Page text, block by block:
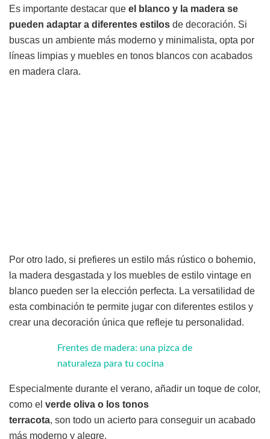
Es importante destacar que el blanco y la madera se
pueden adaptar a diferentes estilos de decoración. Si
buscas un ambiente más moderno y minimalista, opta por
líneas limpias y muebles en tonos blancos con acabados
en madera clara.
Por otro lado, si prefieres un estilo más rústico o bohemio,
la madera desgastada y los muebles de estilo vintage en
blanco pueden ser la elección perfecta. La versatilidad de
esta combinación te permite jugar con diferentes estilos y
crear una decoración única que refleje tu personalidad.
Frentes de madera: una pizca de
naturaleza para tu cocina
Especialmente durante el verano, añadir un toque de color,
como el verde oliva o los tonos
terracota, son todo un acierto para conseguir un acabado
más moderno y alegre.